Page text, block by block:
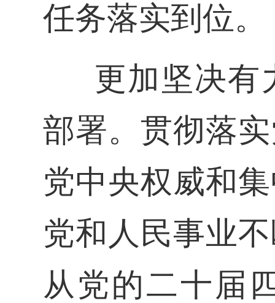
任务落实到位。
更加坚决有
部署。贯彻落
党中央权威和
党和人民事业
从党的二十届